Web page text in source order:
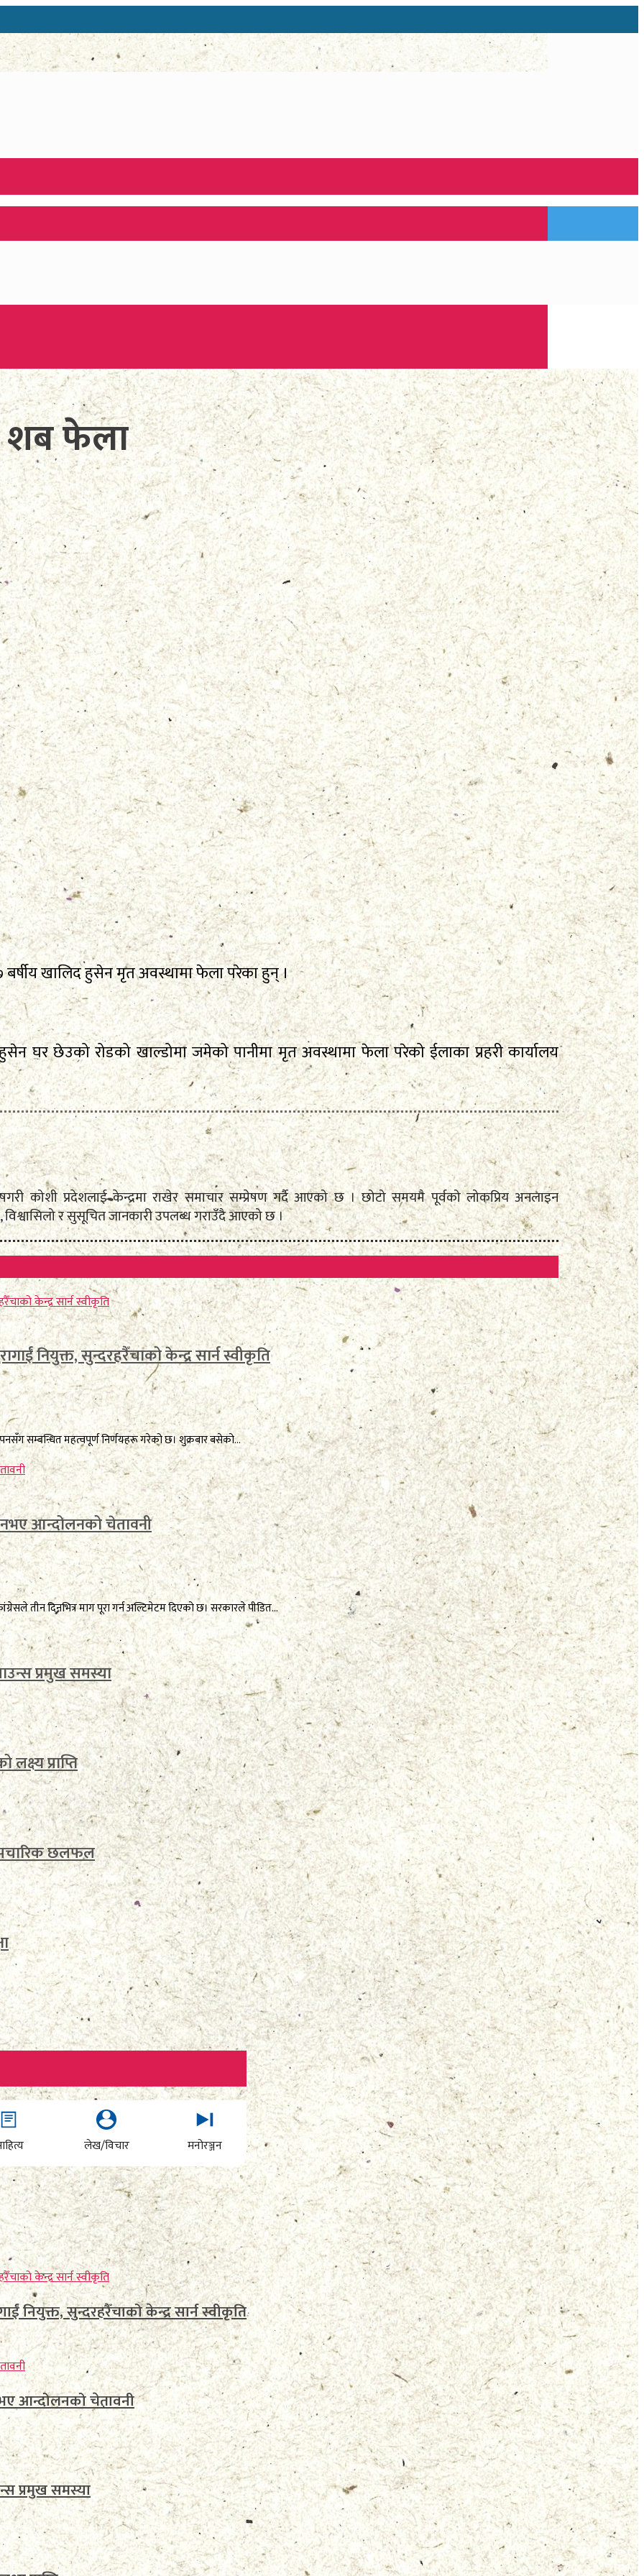
शब फेला
खालिद हुसेन मृत अवस्थामा फेला परेका हुन् ।
घर छेउको रोडको खाल्डोमा जमेको पानीमा मृत अवस्थामा फेला परेको ईलाका प्रहरी कार्यालय
कोशी प्रदेशलाई केन्द्रमा राखेर समाचार सम्प्रेषण गर्दै आएको छ । छोटो समयमै पूर्वको लोकप्रिय अनलाइन
र सुसूचित जानकारी उपलब्ध गराउँदै आएको छ ।
नियुक्त, सुन्दरहरैँचाको केन्द्र सार्न स्वीकृति
सम्बन्धित महत्वपूर्ण निर्णयहरू गरेको छ। शुक्रबार बसेको...
नभए आन्दोलनको चेतावनी
तीन दिनभित्र माग पूरा गर्न अल्टिमेटम दिएको छ। सरकारले पीडित...
प्रमुख समस्या
प्राप्ति
छलफल
लेख/विचार मनोरञ्जन
नियुक्त, सुन्दरहरैँचाको केन्द्र सार्न स्वीकृति
आन्दोलनको चेतावनी
प्रमुख समस्या